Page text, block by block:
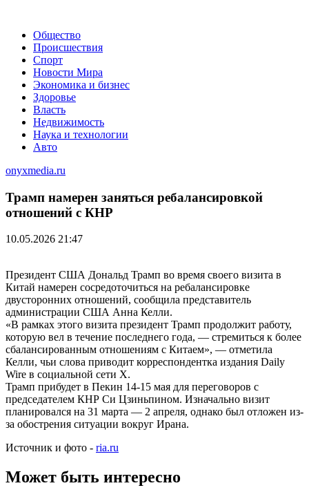
Общество
Происшествия
Спорт
Новости Мира
Экономика и бизнес
Здоровье
Власть
Недвижимость
Наука и технологии
Авто
onyxmedia.ru
Трамп намерен заняться ребалансировкой
отношений с КНР
10.05.2026 21:47
Президент США Дональд Трамп во время своего визита в
Китай намерен сосредоточиться на ребалансировке
двусторонних отношений, сообщила представитель
администрации США Анна Келли.
«В рамках этого визита президент Трамп продолжит работу,
которую вел в течение последнего года, — стремиться к более
сбалансированным отношениям с Китаем», — отметила
Келли, чьи слова приводит корреспондентка издания Daily
Wire в социальной сети X.
Трамп прибудет в Пекин 14-15 мая для переговоров с
председателем КНР Си Цзиньпином. Изначально визит
планировался на 31 марта — 2 апреля, однако был отложен из-
за обострения ситуации вокруг Ирана.
Источник и фото - ria.ru
Может быть интересно